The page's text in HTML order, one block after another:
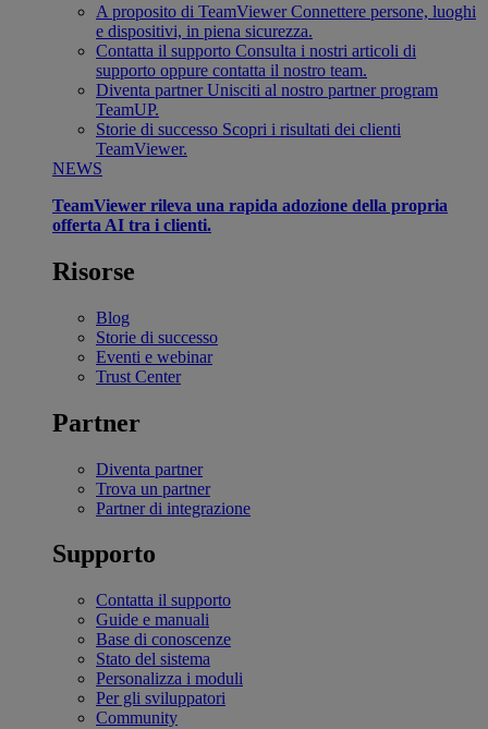
A proposito di TeamViewer Connettere persone, luoghi
e dispositivi, in piena sicurezza.
Contatta il supporto Consulta i nostri articoli di
supporto oppure contatta il nostro team.
Diventa partner Unisciti al nostro partner program
TeamUP.
Storie di successo Scopri i risultati dei clienti
TeamViewer.
NEWS
TeamViewer rileva una rapida adozione della propria
offerta AI tra i clienti.
Risorse
Blog
Storie di successo
Eventi e webinar
Trust Center
Partner
Diventa partner
Trova un partner
Partner di integrazione
Supporto
Contatta il supporto
Guide e manuali
Base di conoscenze
Stato del sistema
Personalizza i moduli
Per gli sviluppatori
Community